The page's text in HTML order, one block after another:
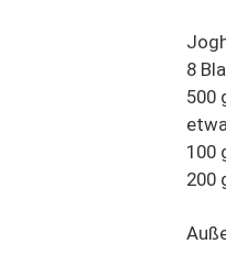
8
500
100
200